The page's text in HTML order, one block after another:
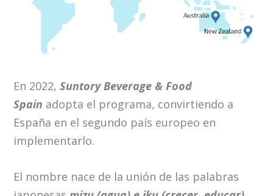
En 2022,Suntory Beverage & Food
Spain adopta el programa, convirtiendo a
España en el segundo país europeo en
implementarlo.
El nombre nace de la unión de las palabras